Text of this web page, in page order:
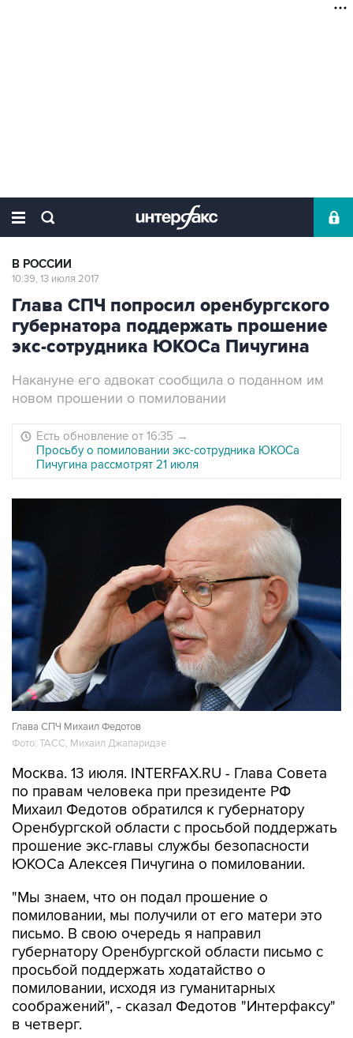
В РОССИИ
10:39, 13 июля 2017
Глава СПЧ попросил оренбургского
губернатора поддержать прошение
экс-сотрудника ЮКОСа Пичугина
Накануне его адвокат сообщила о поданном им
новом прошении о помиловании
Есть обновление от 16:35 →
Просьбу о помиловании экс-сотрудника ЮКОСа
Пичугина рассмотрят 21 июля
Глава СПЧ Михаил Федотов
Фото: ТАСС, Михаил Джапаридзе
Москва. 13 июля. INTERFAX.RU - Глава Совета
по правам человека при президенте РФ
Михаил Федотов обратился к губернатору
Оренбургской области с просьбой поддержать
прошение экс-главы службы безопасности
ЮКОСа Алексея Пичугина о помиловании.
"Мы знаем, что он подал прошение о
помиловании, мы получили от его матери это
письмо. В свою очередь я направил
губернатору Оренбургской области письмо с
просьбой поддержать ходатайство о
помиловании, исходя из гуманитарных
соображений", - сказал Федотов "Интерфаксу"
в четверг.